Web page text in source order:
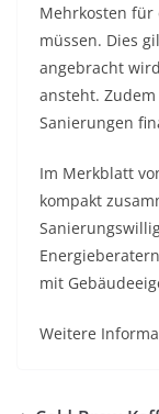
Mehrkosten für
müssen. Dies
angebracht
ansteht.
Sanierungen
Im Merkblatt
kompakt
mit
Weitere